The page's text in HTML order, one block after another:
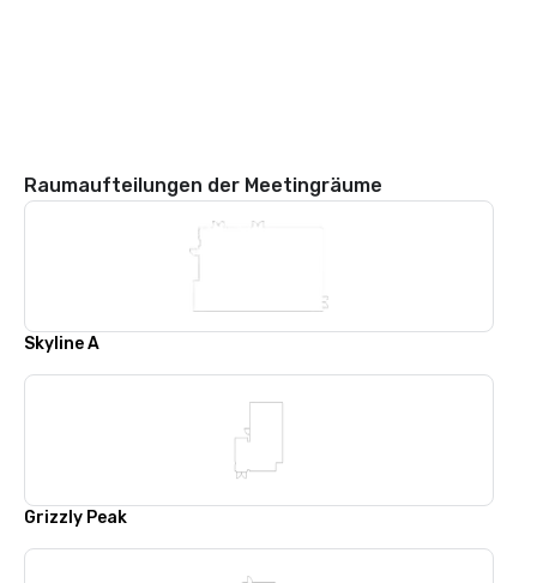
Raumaufteilungen der Meetingräume
Skyline A
Grizzly Peak